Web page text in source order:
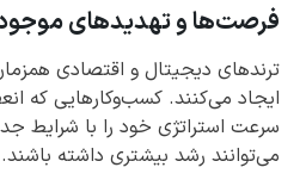
فرصت‌ها و تهدیدهای
ترندهای دیجیتال و اقتصادی
ایجاد می‌کنند. کسب‌وکارهایی که
سرعت استراتژی خود را با شرایط
می‌توانند رشد بیشتری داشته باشند.